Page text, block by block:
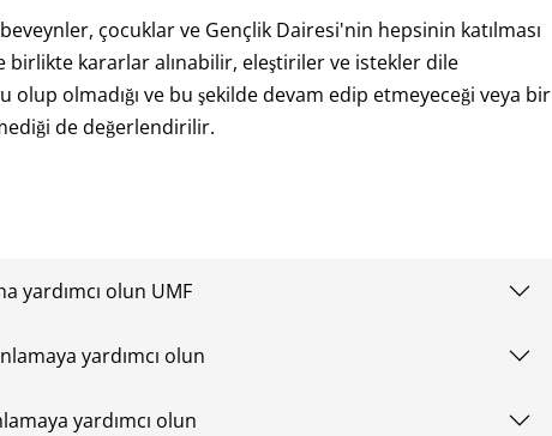
çocuklar ve Gençlik Dairesi'nin hepsinin katılması
kararlar alınabilir, eleştiriler ve istekler dile
olup olmadığı ve bu şekilde devam edip etmeyeceği veya bir
de değerlendirilir.
yardımcı olun UMF
yardımcı olun
yardımcı olun